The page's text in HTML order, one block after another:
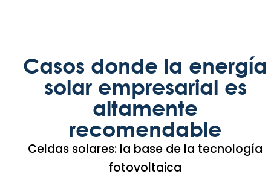
Casos donde la energía
solar empresarial es
altamente
recomendable
Celdas solares: la base de la tecnología
fotovoltaica